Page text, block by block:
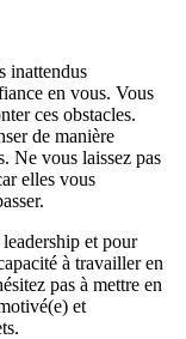
inattendus
en vous. Vous
ces obstacles.
de manière
Ne vous laissez pas
elles vous
et pour
à travailler en
pas à mettre en
et